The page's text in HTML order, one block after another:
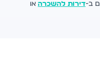
ב-דירות להשכרה או